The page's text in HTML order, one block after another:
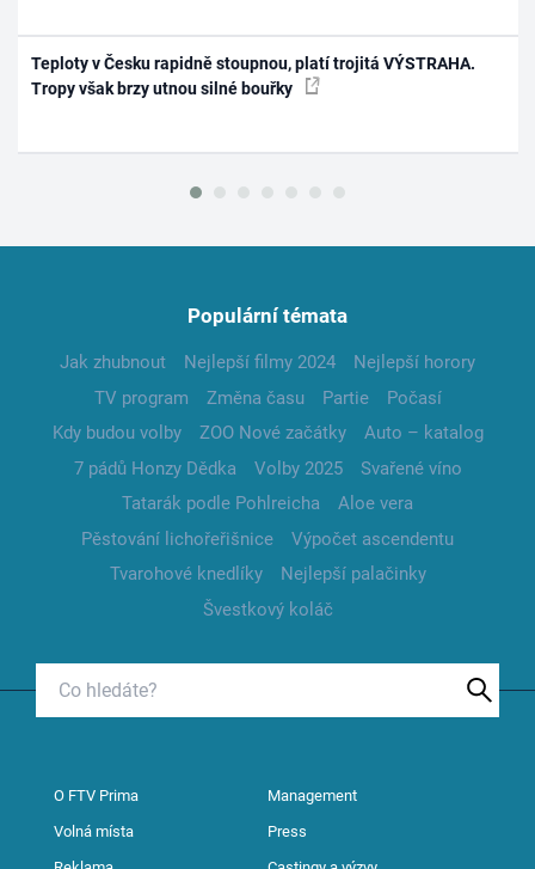
Teploty v Česku rapidně stoupnou, platí trojitá VÝSTRAHA.
Tropy však brzy utnou silné bouřky
Populární témata
Jak zhubnout Nejlepší filmy 2024
Nejlepší horory
TV program
Změna času Partie
Počasí
Kdy budou volby
ZOO Nové začátky
Auto – katalog
7 pádů Honzy Dědka
Volby 2025
Svařené víno
Tatarák podle Pohlreicha
Aloe vera
Pěstování lichořeřišnice
Výpočet ascendentu
Tvarohové knedlíky
Nejlepší palačinky
Švestkový koláč
O FTV Prima Management
Volná místa Press